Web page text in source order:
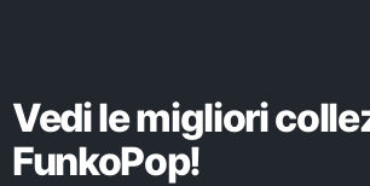
Vedi le migliori
FunkoPop!